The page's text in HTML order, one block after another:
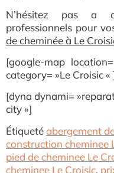
N’hésitez pas a
professionnels pour
de cheminée à Le
[google-map
category= »Le Croisic «
[dyna dynami=
city »]
Étiquetéabergement
construction cheminee
pied de cheminee Le
cheminee Le Croisic,